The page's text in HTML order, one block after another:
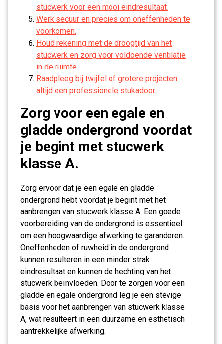
stucwerk voor een mooi eindresultaat.
Werk secuur en precies om oneffenheden te
voorkomen.
Houd rekening met de droogtijd van het
stucwerk en zorg voor voldoende ventilatie
in de ruimte.
Raadpleeg bij twijfel of grotere projecten
altijd een professionele stukadoor.
Zorg voor een egale en
gladde ondergrond voordat
je begint met stucwerk
klasse A.
Zorg ervoor dat je een egale en gladde
ondergrond hebt voordat je begint met het
aanbrengen van stucwerk klasse A. Een goede
voorbereiding van de ondergrond is essentieel
om een hoogwaardige afwerking te garanderen.
Oneffenheden of ruwheid in de ondergrond
kunnen resulteren in een minder strak
eindresultaat en kunnen de hechting van het
stucwerk beïnvloeden. Door te zorgen voor een
gladde en egale ondergrond leg je een stevige
basis voor het aanbrengen van stucwerk klasse
A, wat resulteert in een duurzame en esthetisch
aantrekkelijke afwerking.